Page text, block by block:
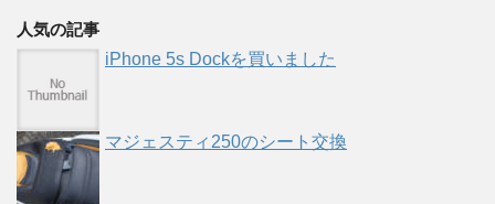
人気の記事
iPhone 5s Dockを買いました
マジェスティ250のシート交換